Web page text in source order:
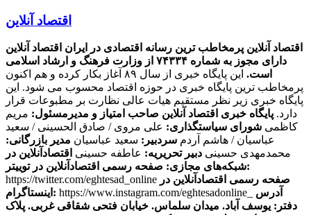
اقتصاد آنلاین
اقتصاد آنلاین پرمخاطب ترین رسانه اقتصادی در ایران اقتصاد آنلاین
دارای مجوز به شماره ۷۴۳۳۴ از وزارت فرهنگ و ارشاد اسلامی
است.
این پایگاه خبری از سال ۸۹ آغاز بکار کرده و هم اکنون
پرمخاطب ترین پایگاه خبری در حوزه اقتصاد محسوب می شود. این
پایگاه خبری زیر نظر مستقیم هیات عالی نظارت بر مطبوعات قرار
دارد. پایگاه خبری اقتصاد آنلاین صاحب امتیاز و مدیرمسئول: مریم
کاظمی شورای سیاستگذاری: علی مروی / صادق الحسینی / سعید
عباسیان / هاشم آردم سردبیر: سعید عباسیان مدیر بازرگانی:
محمدمهدی حسینی دبیر تحریریه: عاطفه حسینی اقتصادآنلاین در
شبکه‌های مجازی:صفحه رسمی اقتصادآنلاین در توییتر:
https://twitter.com/eghtesad_online صفحه رسمی اقتصادآنلاین در
اینستاگرام: https://www.instagram.com/eghtesadonline_ آدرس
دفتر: یوسف آباد. میدان سلماس. خیابان فتحی شقاقی غربی. پلاک